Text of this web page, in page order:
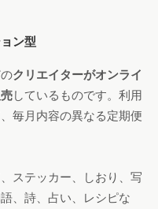
ン型
クリエイターがオンライ
しているものです。利用
毎月内容の異なる定期便
ステッカー、しおり、写
、詩、占い、レシピな